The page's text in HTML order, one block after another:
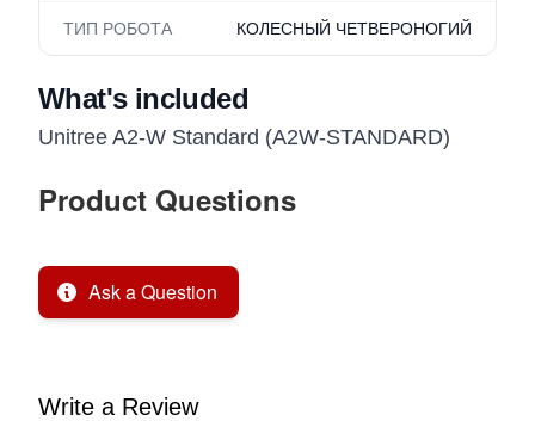
ТИП РОБОТА КОЛЕСНЫЙ ЧЕТВЕРОНОГИЙ
What's included
Unitree A2-W Standard (A2W-STANDARD)
Product Questions
Ask a Question
Write a Review